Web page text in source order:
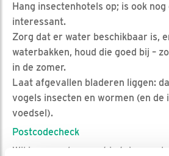
Hang insectenhotels op; is ook
interessant.
Zorg dat er water beschikbaar is,
waterbakken, houd die goed bij –
in de zomer.
Laat afgevallen bladeren liggen:
vogels insecten en wormen (en de
voedsel).
Postcodecheck
Wil je meer doen met je tuin, goed